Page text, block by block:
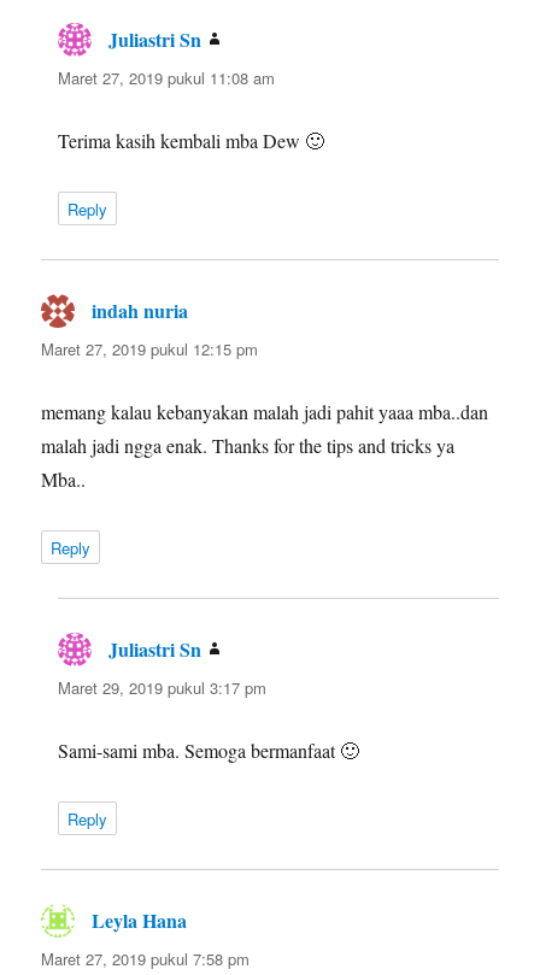
Juliastri Sn
Maret 27, 2019 pukul 11:08 am
Terima kasih kembali mba Dew 🙂
Reply
indah nuria
Maret 27, 2019 pukul 12:15 pm
memang kalau kebanyakan malah jadi pahit yaaa mba..dan
malah jadi ngga enak. Thanks for the tips and tricks ya
Mba..
Reply
Juliastri Sn
Maret 29, 2019 pukul 3:17 pm
Sami-sami mba. Semoga bermanfaat 🙂
Reply
Leyla Hana
Maret 27, 2019 pukul 7:58 pm